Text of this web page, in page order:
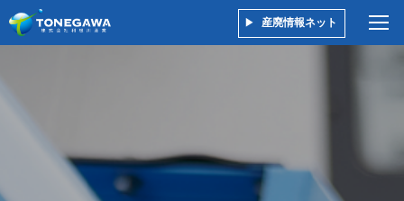
産廃情報ネット